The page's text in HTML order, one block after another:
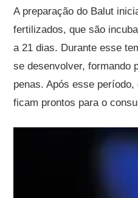
A preparação do Balut
fertilizados, que são
a 21 dias. Durante esse
se desenvolver, formando
penas. Após esse
ficam prontos para o